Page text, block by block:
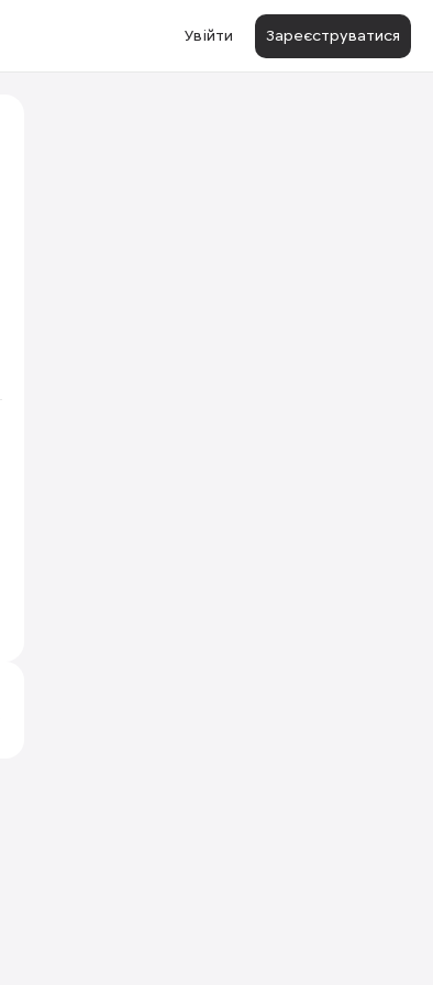
Увійти Зареєструватися